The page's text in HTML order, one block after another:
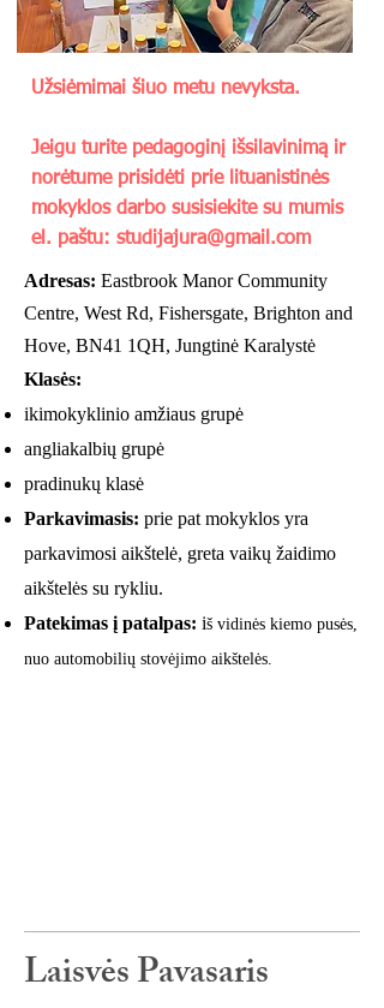
Užsiėmimai šiuo metu nevyksta.
Jeigu turite pedagoginį išsilavinimą ir
norėtume prisidėti prie lituanistinės
mokyklos darbo susisiekite su mumis
el. paštu: studijajura@gmail.com
Adresas: Eastbrook Manor Community
Centre, West Rd, Fishersgate, Brighton and
Hove, BN41 1QH, Jungtinė Karalystė
Klasės:
ikimokyklinio amžiaus grupė
angliakalbių grupė
pradinukų klasė
Parkavimasis: prie pat mokyklos yra
parkavimosi aikštelė, greta vaikų žaidimo
aikštelės su rykliu.
Patekimas į patalpas: iš vidinės kiemo pusės,
nuo automobilių stovėjimo aikštelės.
Laisvės Pavasaris